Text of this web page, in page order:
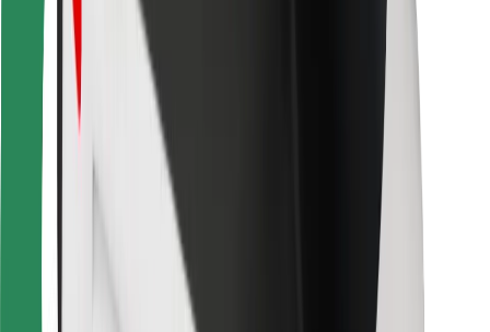
Bolt Food
Autoparku īpašniekiem
Restorāniem
Bolt for Business
Noteikumi un nosacījumi